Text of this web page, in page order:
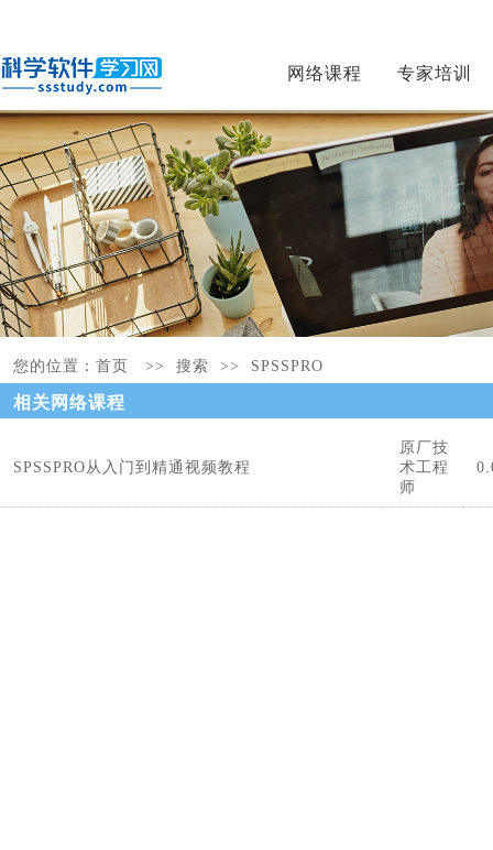
网络课程 专家培训
您的位置： 首页 >> 搜索 >> SPSSPRO
相关网络课程
SPSSPRO从入门到精通视频教程
原厂技
术工程
师